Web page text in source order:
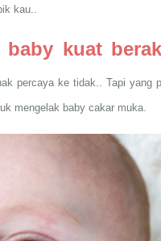
kau..
baby kuat
percaya ke tidak.. Tapi yang
mengelak baby cakar muka.